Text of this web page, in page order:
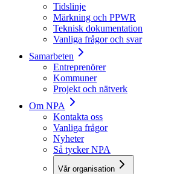
Tidslinje
Märkning och PPWR
Teknisk dokumentation
Vanliga frågor och svar
Samarbeten
Entreprenörer
Kommuner
Projekt och nätverk
Om NPA
Kontakta oss
Vanliga frågor
Nyheter
Så tycker NPA
Vår organisation